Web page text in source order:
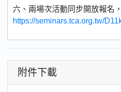
六、兩場次活動同步開放報名
https://seminars.tca.org.tw/
附件下載